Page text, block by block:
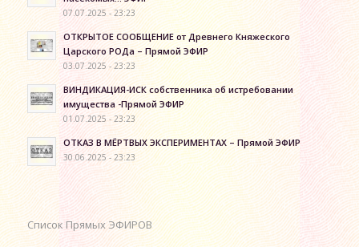
07.07.2025 - 23:23
ОТКРЫТОЕ СООБЩЕНИЕ от Древнего Княжеского
Царского РОДа – Прямой ЭФИР
03.07.2025 - 23:23
ВИНДИКАЦИЯ-ИСК собственника об истребовании
имущества -Прямой ЭФИР
01.07.2025 - 23:23
ОТКАЗ В МЁРТВЫХ ЭКСПЕРИМЕНТАХ – Прямой ЭФИР
30.06.2025 - 23:23
Список Прямых ЭФИРОВ